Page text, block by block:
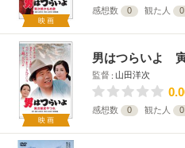
映画
感想数 0 観た人 0
映画
男はつらいよ
監督 山田洋次
感想数 0 観た人 0